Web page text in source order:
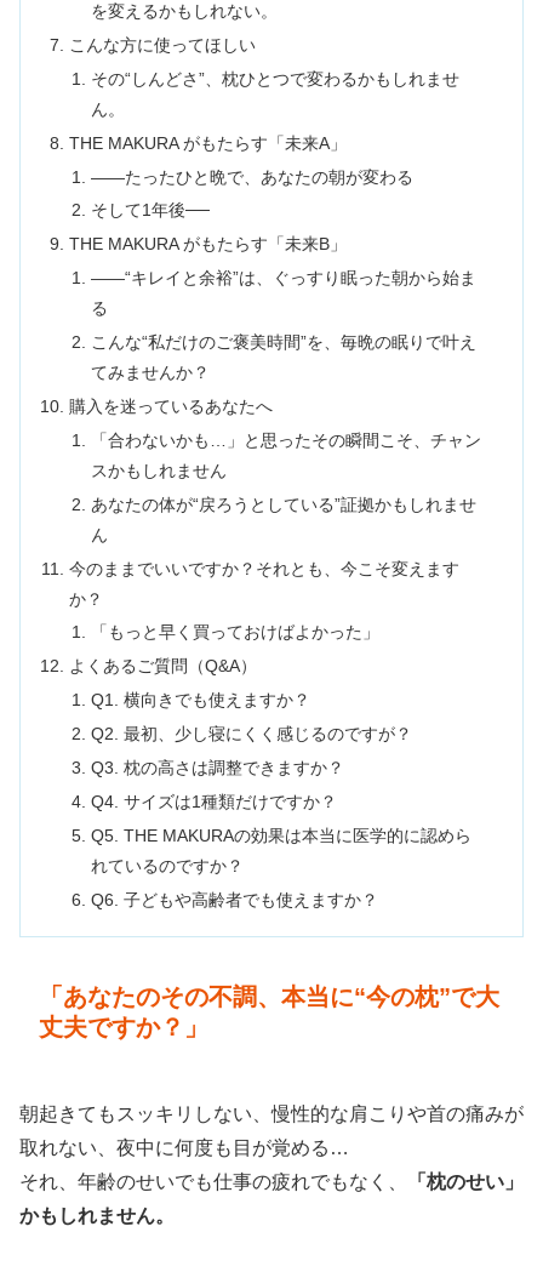
を変えるかもしれない。
こんな方に使ってほしい
その“しんどさ”、枕ひとつで変わるかもしれませ
ん。
THE MAKURA がもたらす「未来A」
――たったひと晩で、あなたの朝が変わる
そして1年後──
THE MAKURA がもたらす「未来B」
――“キレイと余裕”は、ぐっすり眠った朝から始ま
る
こんな“私だけのご褒美時間”を、毎晩の眠りで叶え
てみませんか？
購入を迷っているあなたへ
「合わないかも…」と思ったその瞬間こそ、チャン
スかもしれません
あなたの体が“戻ろうとしている”証拠かもしれませ
ん
今のままでいいですか？それとも、今こそ変えます
か？
「もっと早く買っておけばよかった」
よくあるご質問（Q&A）
Q1. 横向きでも使えますか？
Q2. 最初、少し寝にくく感じるのですが？
Q3. 枕の高さは調整できますか？
Q4. サイズは1種類だけですか？
Q5. THE MAKURAの効果は本当に医学的に認めら
れているのですか？
Q6. 子どもや高齢者でも使えますか？
「あなたのその不調、本当に“今の枕”で大
丈夫ですか？」
朝起きてもスッキリしない、慢性的な肩こりや首の痛みが
取れない、夜中に何度も目が覚める…
それ、年齢のせいでも仕事の疲れでもなく、
「枕のせい」
かもしれません。